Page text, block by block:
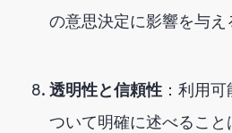
の意思決定に影響を与え
透明性と信頼性 ：利用
ついて明確に述べるこ